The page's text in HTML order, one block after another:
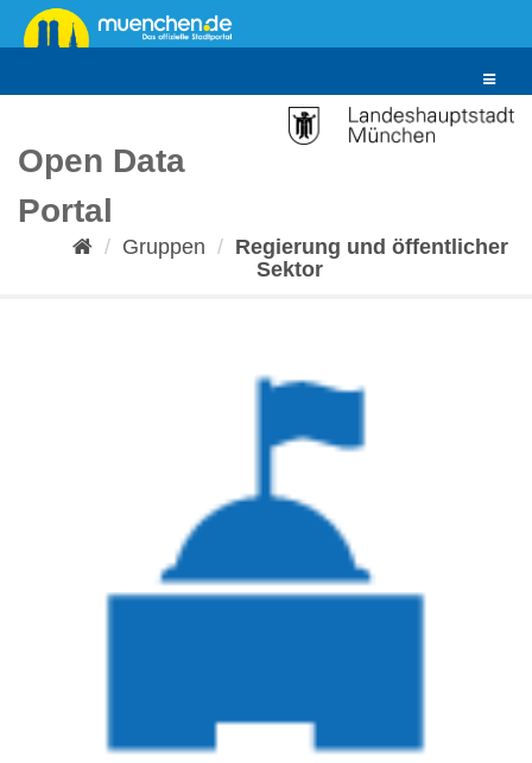
Überspringen
zum
Toggle
Open Data
Portal
Gruppen
Regierung und öffentlicher
Sektor